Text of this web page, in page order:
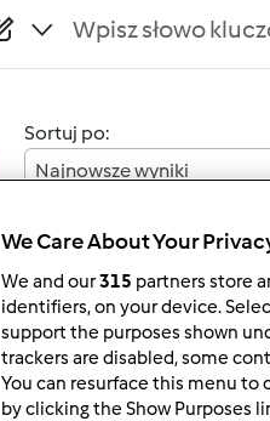
Sortuj po:
Najnowsze wyniki
wt., 04/19/2011 - 13:12
Czy korzystacie z
We Care About Your
We and our315 partners store
identifiers, on your device.
support the purposes shown
trackers are disabled, some
You can resurface this menu to
by clicking the Show Purposes